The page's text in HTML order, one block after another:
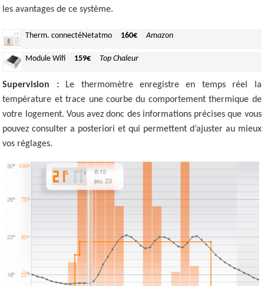
les avantages de ce système.
Therm. connectéNetatmo 160€ Amazon
Module Wifi 159€ Top Chaleur
Supervision :Le thermomètre enregistre en temps réel la
température et trace une courbe du comportement thermique de
votre logement. Vous avez donc des informations précises que vous
pouvez consulter a posteriori et qui permettent d’ajuster au mieux
vos réglages.